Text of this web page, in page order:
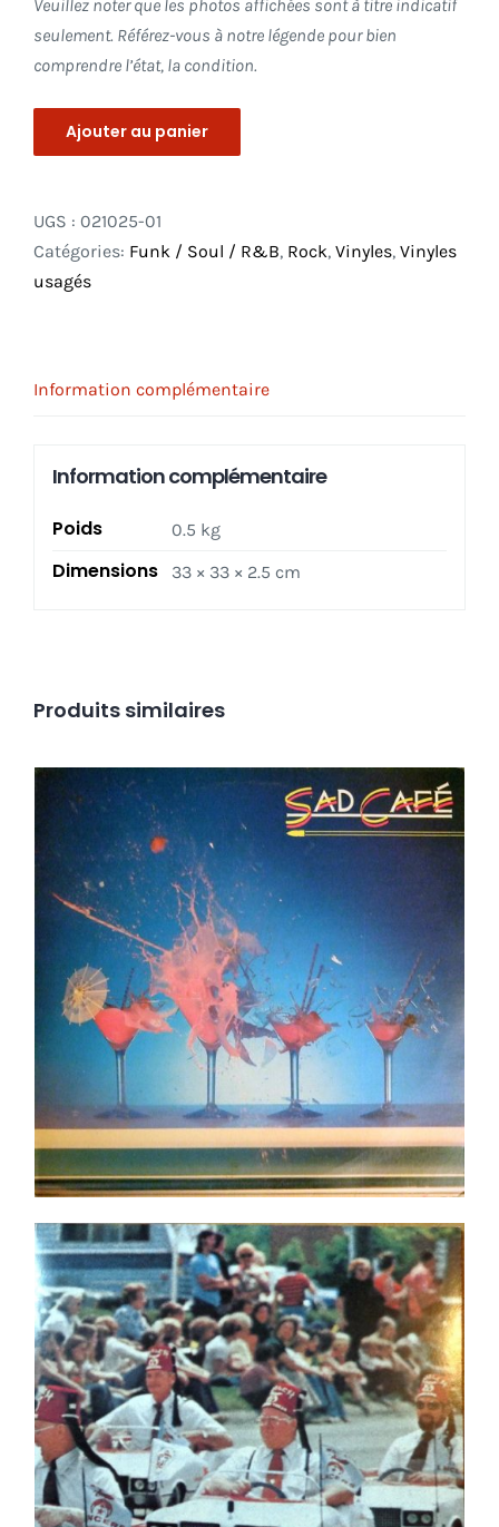
Veuillez noter que les photos affichées sont à titre indicatif
seulement. Référez-vous à notre légende pour bien
comprendre l’état, la condition.
Ajouter au panier
UGS : 021025-01
Catégories: Funk / Soul / R&B, Rock, Vinyles, Vinyles
usagés
Information complémentaire
Information complémentaire
Poids 0.5 kg
Dimensions 33 × 33 × 2.5 cm
Produits similaires
Sad Café – Sad Café LP -Shrink Top copie !
Ajouter au panier
Dead Kennedys – Frankenchrist NEUF/NEW
Ajouter au panier Détails